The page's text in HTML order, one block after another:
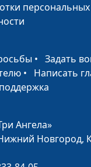
• Задать
• Написать
Ангела»
Новгород,